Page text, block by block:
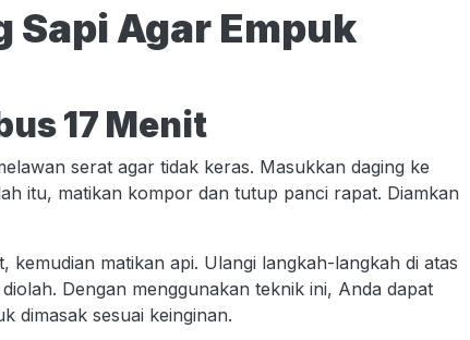
Sapi Agar Empuk
17 Menit
serat agar tidak keras. Masukkan daging ke
itu, matikan kompor dan tutup panci rapat. Diamkan
kemudian matikan api. Ulangi langkah-langkah di atas
Dengan menggunakan teknik ini, Anda dapat
dimasak sesuai keinginan.